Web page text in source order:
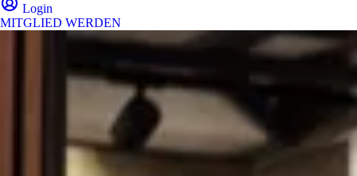
Login
MITGLIED WERDEN